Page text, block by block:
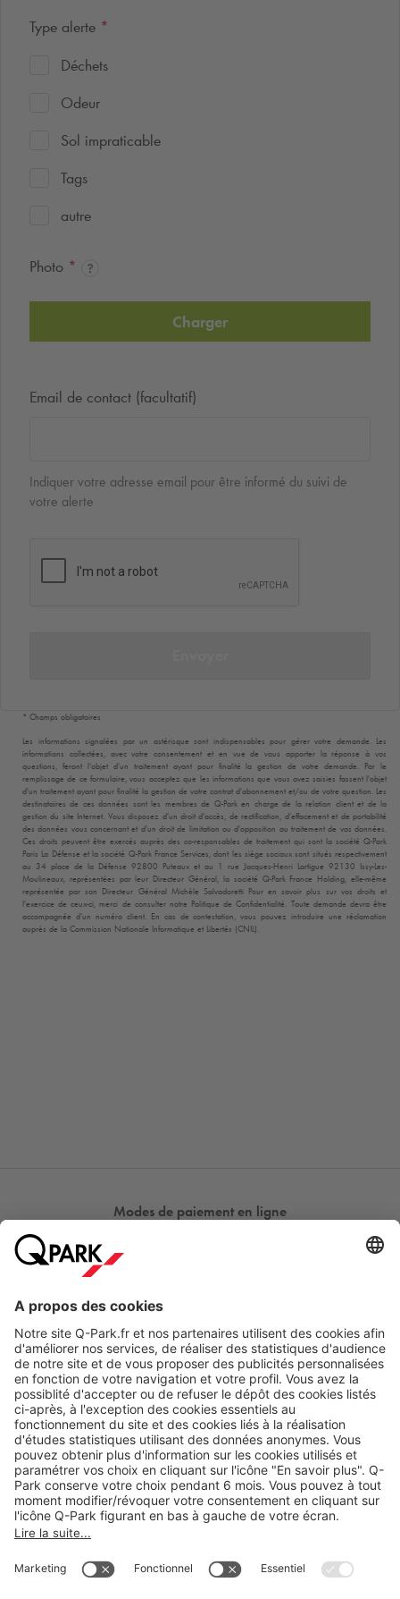
Type alerte *
Déchets
Odeur
Sol impraticable
Tags
autre
Photo *
Charger
Email de contact (facultatif)
Indiquer votre adresse email pour être informé du suivi de
votre alerte
* Champs obligatoires
Les informations signalées par un astérisque sont indispensables pour gérer votre demande. Les
informations collectées, avec votre consentement et en vue de vous apporter la réponse à vos
questions, feront l’objet d’un traitement ayant pour finalité la gestion de votre demande. Par le
remplissage de ce formulaire, vous acceptez que les informations que vous avez saisies fassent l’objet
d’un traitement ayant pour finalité la gestion de votre contrat d’abonnement et/ou de votre question. Les
destinataires de ces données sont les membres de Q-Parken charge de la relation client et de la
gestion du site Internet. Vous disposez d’un droit d’accès, de rectification, d’effacement et de portabilité
des données vous concernant et d’un droit de limitation ou d’opposition au traitement de vos données.
Ces droits peuvent être exercés auprès des co-responsables de traitement qui sont la société Q-Park
Paris La Défense et la société Q-ParkFrance Services, dont les siège sociaux sont situés respectivement
au 34 place de la Défense 92800 Puteaux et au 1 rue Jacques-Henri Lartigue 92130 Issy-Les-
Moulineaux, représentées par leur Directeur Général, la société Q-ParkFrance Holding, elle-même
représentée par son Directeur Général Michèle Salvadoretti Pour en savoir plus sur vos droits et
l’exercice de ceux-ci, merci de consulter notre Politique de Confidentialité. Toute demande devra être
accompagnée d’un numéro client. En cas de contestation, vous pouvez introduire une réclamation
auprès de la Commission Nationale Informatique et Libertés (CNIL).
Modes de paiement en ligne
A propos
Nos produits
Nos services